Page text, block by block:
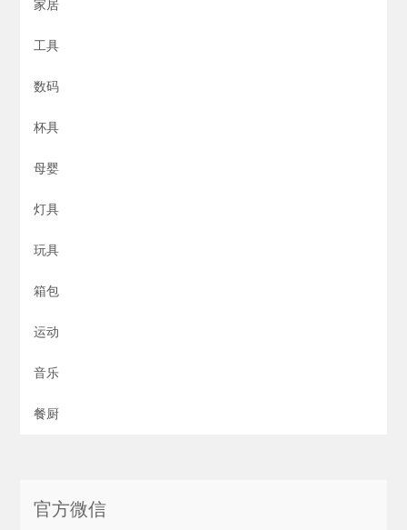
家居
工具
数码
杯具
母婴
灯具
玩具
箱包
运动
音乐
餐厨
官方微信